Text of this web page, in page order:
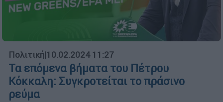
Πολιτική|10.02.2024 11:27
Τα επόμενα βήματα του Πέτρου
Κόκκαλη: Συγκροτείται το πράσινο
ρεύμα